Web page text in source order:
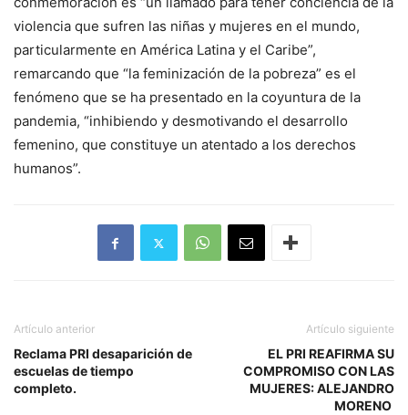
violencia que sufren las niñas y mujeres en el mundo,
particularmente en América Latina y el Caribe”,
remarcando que “la feminización de la pobreza” es el
fenómeno que se ha presentado en la coyuntura de la
pandemia, “inhibiendo y desmotivando el desarrollo
femenino, que constituye un atentado a los derechos
humanos”.
Artículo anterior
Reclama PRI desaparición de
escuelas de tiempo
completo.
Artículo siguiente
EL PRI REAFIRMA SU
COMPROMISO CON LAS
MUJERES: ALEJANDRO
MORENO